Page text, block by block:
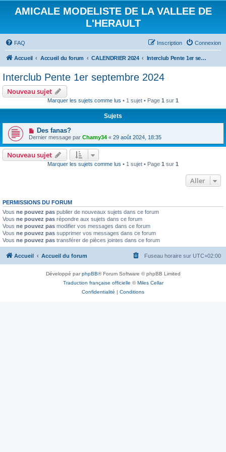
AMICALE MODELISTE DE LA VALLEE DE
L'HERAULT
FAQ Connexion
Inscription
Accueil Accueil du forum CALENDRIER 2024 Interclub Pente 1er septembre 2024
Interclub Pente 1er septembre 2024
Nouveau sujet
Marquer les sujets comme lus • 1 sujet • Page 1 sur 1
Sujets
Des fanas?
Dernier message par Chamy34 « 29 août 2024, 18:35
Nouveau sujet
Marquer les sujets comme lus • 1 sujet • Page 1 sur 1
Aller
PERMISSIONS DU FORUM
Vous ne pouvez pas publier de nouveaux sujets dans ce forum
Vous ne pouvez pas répondre aux sujets dans ce forum
Vous ne pouvez pas modifier vos messages dans ce forum
Vous ne pouvez pas supprimer vos messages dans ce forum
Vous ne pouvez pas transférer de pièces jointes dans ce forum
Accueil Accueil du forum Fuseau horaire sur UTC+02:00
Développé parphpBB® Forum Software © phpBB Limited
Traduction française officielle ©Miles Cellar
Confidentialité | Conditions